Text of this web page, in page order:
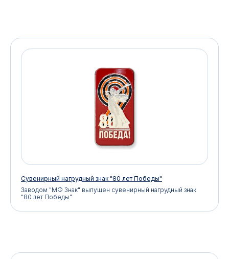
Сувенирный нагрудный знак "80 лет Победы"
Заводом "МФ Знак" выпущен сувенирный нагрудный знак
"80 лет Победы"